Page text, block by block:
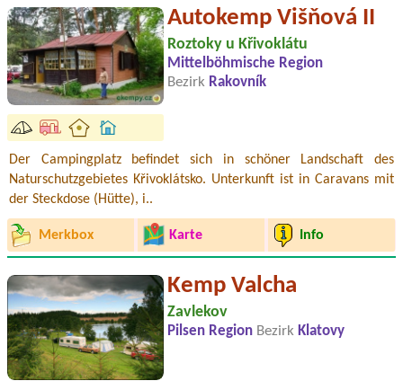
Autokemp Višňová II
Roztoky u Křivoklátu
Mittelböhmische Region
Bezirk Rakovník
Der Campingplatz befindet sich in schöner Landschaft des
Naturschutzgebietes Křivoklátsko. Unterkunft ist in Caravans mit
der Steckdose (Hütte), i..
Merkbox Karte Info
Kemp Valcha
Zavlekov
Pilsen Region Bezirk Klatovy